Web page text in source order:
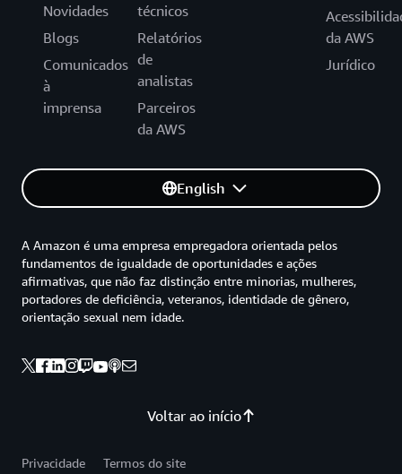
Novidades
Blogs
Comunicados
à
imprensa
técnicos
Relatórios
de
analistas
Parceiros
da AWS
da AWS
Jurídico
English
Voltar ao início
A Amazon é uma empresa empregadora orientada pelos
fundamentos de igualdade de oportunidades e ações
afirmativas, que não faz distinção entre minorias, mulheres,
portadores de deficiência, veteranos, identidade de gênero,
orientação sexual nem idade.
Privacidade Termos do site